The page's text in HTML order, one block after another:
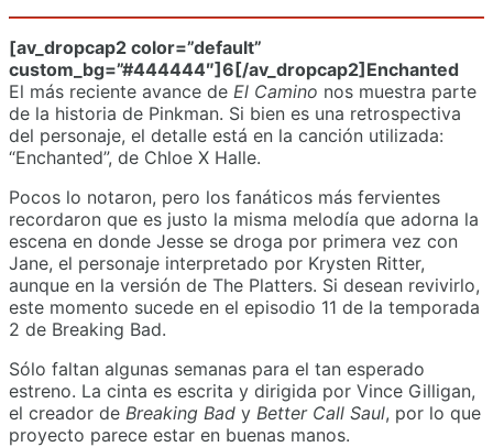
[av_dropcap2 color=”default”
custom_bg=”#444444″]6[/av_dropcap2]Enchanted
El más reciente avance de El Camino nos muestra parte
de la historia de Pinkman. Si bien es una retrospectiva
del personaje, el detalle está en la canción utilizada:
“Enchanted”, de Chloe X Halle.
Pocos lo notaron, pero los fanáticos más fervientes
recordaron que es justo la misma melodía que adorna la
escena en donde Jesse se droga por primera vez con
Jane, el personaje interpretado por Krysten Ritter,
aunque en la versión de The Platters. Si desean revivirlo,
este momento sucede en el episodio 11 de la temporada
2 de Breaking Bad.
Sólo faltan algunas semanas para el tan esperado
estreno. La cinta es escrita y dirigida por Vince Gilligan,
el creador de Breaking Bad y Better Call Saul, por lo que
proyecto parece estar en buenas manos.